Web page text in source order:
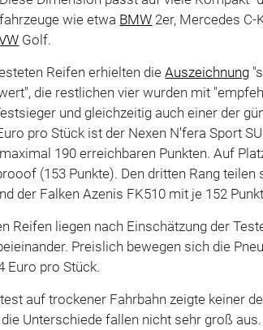
wie etwa BMW 2er, Mercedes
Golf.
Reifen erhielten dieAuszeichnung
die restlichen vier wurden mit
und gleichzeitig auch einer der
pro Stück ist der Nexen N'fera Sport
190 erreichbaren Punkten. Auf
(153 Punkte). Den dritten Rang teilen
der Falken Azenis FK510 mit je 152
Reifen liegen nach Einschätzung der
Preislich bewegen sich die
Euro pro Stück.
auf trockener Fahrbahn zeigte keiner
Unterschiede fallen nicht sehr groß